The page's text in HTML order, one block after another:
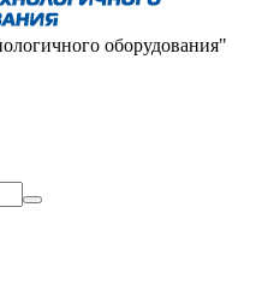
оборудования"